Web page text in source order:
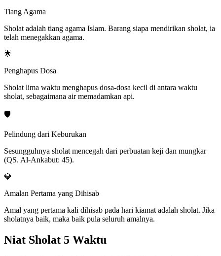
Tiang Agama
Sholat adalah tiang agama Islam. Barang siapa mendirikan sholat, ia
telah menegakkan agama.
🌟
Penghapus Dosa
Sholat lima waktu menghapus dosa-dosa kecil di antara waktu
sholat, sebagaimana air memadamkan api.
🛡️
Pelindung dari Keburukan
Sesungguhnya sholat mencegah dari perbuatan keji dan mungkar
(QS. Al-Ankabut: 45).
💎
Amalan Pertama yang Dihisab
Amal yang pertama kali dihisab pada hari kiamat adalah sholat. Jika
sholatnya baik, maka baik pula seluruh amalnya.
Niat Sholat 5 Waktu